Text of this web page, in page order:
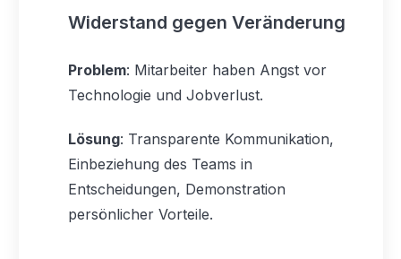
Widerstand gegen Veränderung
Problem: Mitarbeiter haben Angst vor
Technologie und Jobverlust.
Lösung: Transparente Kommunikation,
Einbeziehung des Teams in
Entscheidungen, Demonstration
persönlicher Vorteile.